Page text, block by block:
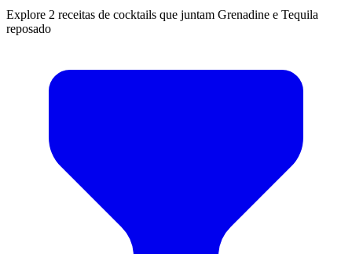
Explore 2 receitas de cocktails que juntam Grenadine e Tequila
reposado